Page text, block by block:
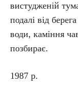
вистудженій
подалі від
води, каміння
позбирає.
1987 р.